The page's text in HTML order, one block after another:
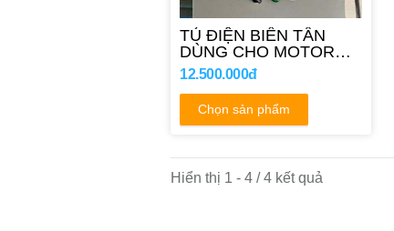
TỦ ĐIỆN BIẾN TẦN
DÙNG CHO MOTOR
15HP
12.500.000đ
Chọn sản phẩm
Hiển thị 1 - 4 / 4 kết quả